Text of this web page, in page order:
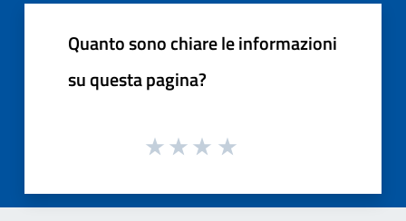
Quanto sono chiare le informazioni
su questa pagina?